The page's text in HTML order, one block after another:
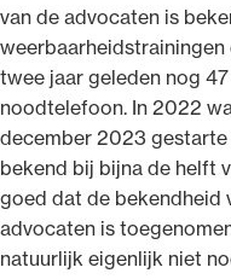
van de advocaten is
twee jaar geleden nog
noodtelefoon. In 2022
december 2023
bekend bij bijna de helft
goed dat de bekendheid
advocaten is
natuurlijk eigenlijk niet